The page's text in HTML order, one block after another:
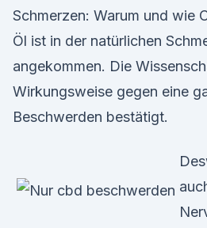
Schmerzen: Warum und wie
Öl ist in der natürlichen
angekommen. Die
Wirkungsweise gegen eine
Beschwerden bestätigt.